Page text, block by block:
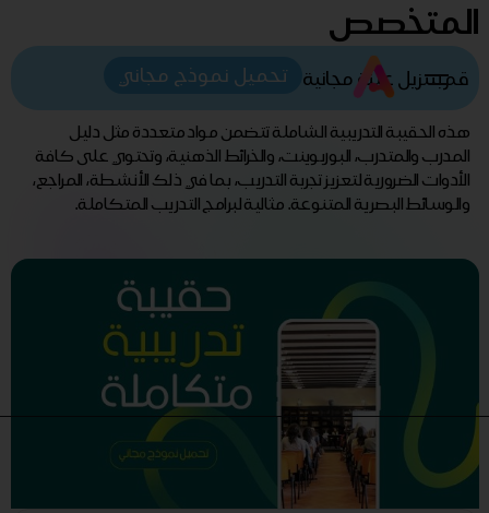
المتخصص
قم بتنزيل عينة مجانية تحميل نموذج مجاني
هذه الحقيبة التدريبية الشاملة تتضمن مواد متعددة مثل دليل
المدرب والمتدرب، البوربوينت، والخرائط الذهنية، وتحتوي على كافة
الأدوات الضرورية لتعزيز تجربة التدريب، بما في ذلك الأنشطة، المراجع،
والوسائط البصرية المتنوعة. مثالية لبرامج التدريب المتكاملة.